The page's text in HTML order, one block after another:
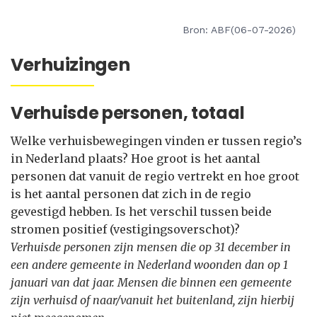
Bron: ABF(06-07-2026)
Verhuizingen
Verhuisde personen, totaal
Welke verhuisbewegingen vinden er tussen regio’s
in Nederland plaats? Hoe groot is het aantal
personen dat vanuit de regio vertrekt en hoe groot
is het aantal personen dat zich in de regio
gevestigd hebben. Is het verschil tussen beide
stromen positief (vestigingsoverschot)?
Verhuisde personen zijn mensen die op 31 december in
een andere gemeente in Nederland woonden dan op 1
januari van dat jaar. Mensen die binnen een gemeente
zijn verhuisd of naar/vanuit het buitenland, zijn hierbij